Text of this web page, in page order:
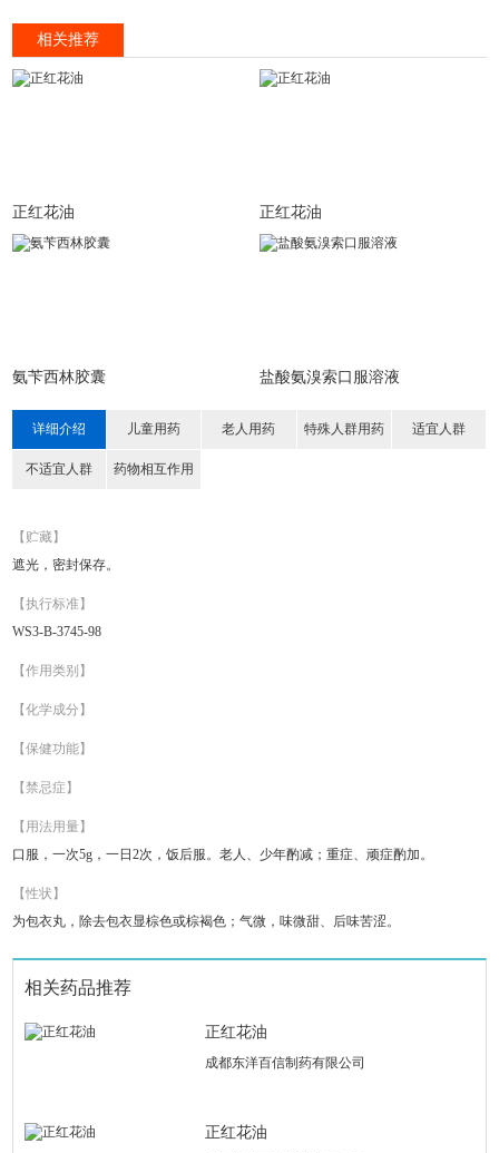
相关推荐
正红花油 正红花油
氨苄西林胶囊 盐酸氨溴索口服溶液
详细介绍 儿童用药 老人用药 特殊人群用药 适宜人群
不适宜人群 药物相互作用
【贮藏】
遮光，密封保存。
【执行标准】
WS3-B-3745-98
【作用类别】
【化学成分】
【保健功能】
【禁忌症】
【用法用量】
口服，一次5g，一日2次，饭后服。老人、少年酌减；重症、顽症酌加。
【性状】
为包衣丸，除去包衣显棕色或棕褐色；气微，味微甜、后味苦涩。
相关药品推荐
正红花油
成都东洋百信制药有限公司
正红花油